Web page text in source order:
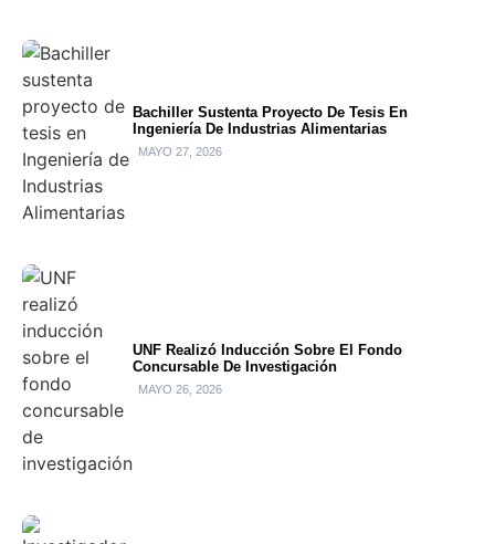
Bachiller Sustenta Proyecto De Tesis En
Ingeniería De Industrias Alimentarias
MAYO 27, 2026
UNF Realizó Inducción Sobre El Fondo
Concursable De Investigación
MAYO 26, 2026